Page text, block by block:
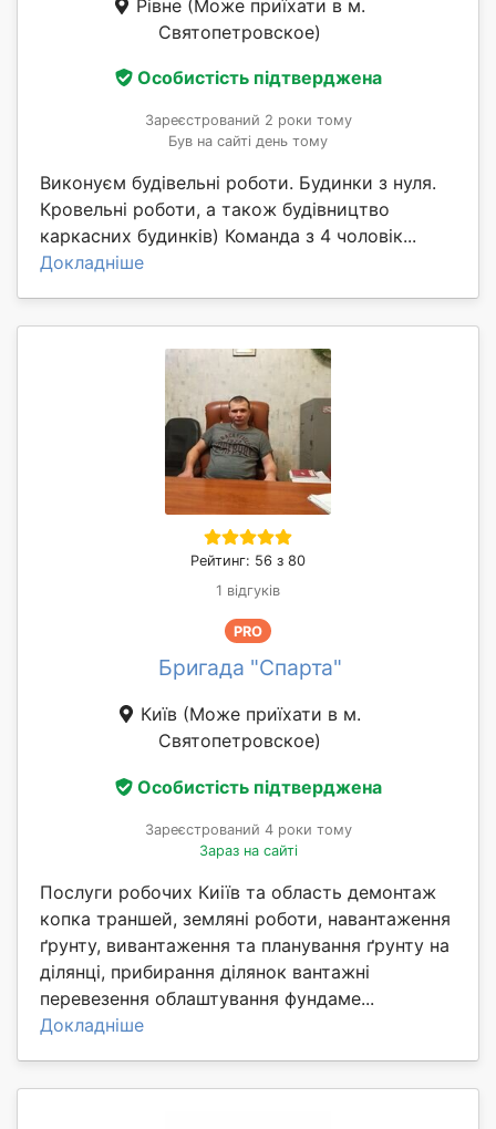
Рівне (Може приїхати в м.
Святопетровское)
Особистість підтверджена
Зареєстрований 2 роки тому
Був на сайті день тому
Виконуєм будівельні роботи. Будинки з нуля.
Кровельні роботи, а також будівництво
каркасних будинків) Команда з 4 чоловік...
Докладніше
Рейтинг: 56 з 80
1 відгуків
PRO
Бригада "Спарта"
Київ (Може приїхати в м.
Святопетровское)
Особистість підтверджена
Зареєстрований 4 роки тому
Зараз на сайті
Послуги робочих Киіїв та область демонтаж
копка траншей, земляні роботи, навантаження
ґрунту, вивантаження та планування ґрунту на
ділянці, прибирання ділянок вантажні
перевезення облаштування фундаме...
Докладніше